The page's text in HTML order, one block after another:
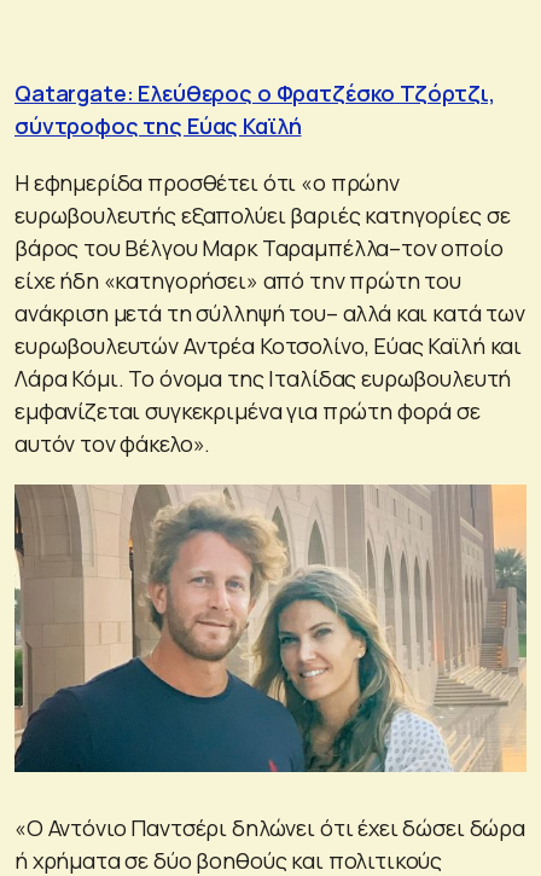
Qatargate: Ελεύθερος ο Φρατζέσκο Τζόρτζι,
σύντροφος της Εύας Καϊλή
H εφημερίδα προσθέτει ότι «ο πρώην
ευρωβουλευτής εξαπολύει βαριές κατηγορίες σε
βάρος του Βέλγου Μαρκ Ταραμπέλλα–τον οποίο
είχε ήδη «κατηγορήσει» από την πρώτη του
ανάκριση μετά τη σύλληψή του– αλλά και κατά των
ευρωβουλευτών Αντρέα Κοτσολίνο, Εύας Καϊλή και
Λάρα Κόμι. Το όνομα της Ιταλίδας ευρωβουλευτή
εμφανίζεται συγκεκριμένα για πρώτη φορά σε
αυτόν τον φάκελο».
«Ο Αντόνιο Παντσέρι δηλώνει ότι έχει δώσει δώρα
ή χρήματα σε δύο βοηθούς και πολιτικούς